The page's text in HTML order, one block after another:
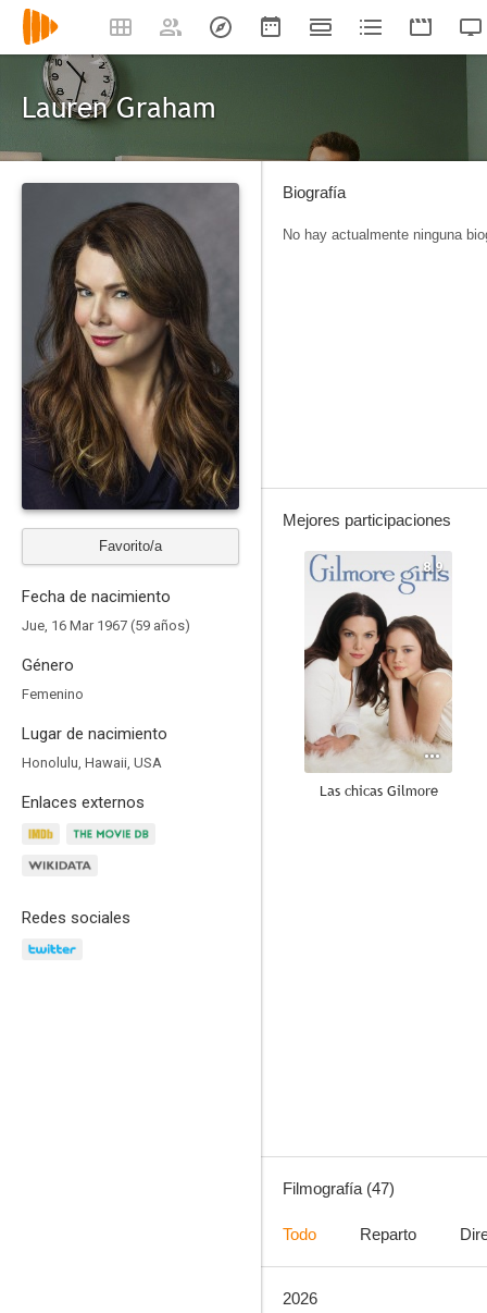
Lauren Graham
Favorito/a
Fecha de nacimiento
Jue, 16 Mar 1967 (59 años)
Género
Femenino
Lugar de nacimiento
Honolulu, Hawaii, USA
Enlaces externos
Redes sociales
Biografía
No hay actualmente ninguna
Mejores participaciones
8.9
Las chicas Gilmore
Filmografía (47)
Todo Reparto
2026